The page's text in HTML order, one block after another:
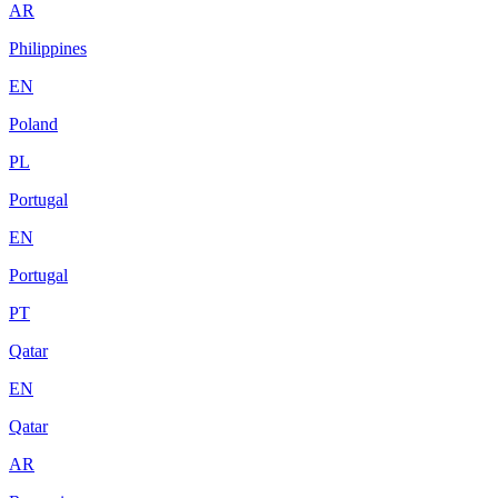
AR
Philippines
EN
Poland
PL
Portugal
EN
Portugal
PT
Qatar
EN
Qatar
AR